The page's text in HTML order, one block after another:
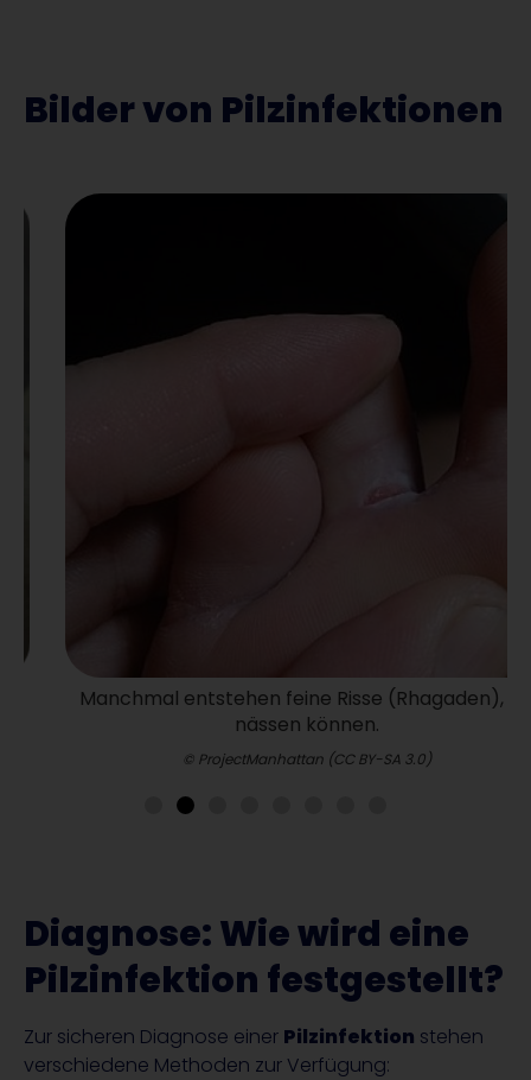
Bilder von Pilzinfektionen
Manchmal entstehen feine Risse (Rhagaden), die
nässen können.
© ProjectManhattan (CC BY-SA 3.0)
Diagnose: Wie wird eine
Pilzinfektion festgestellt?
Zur sicheren Diagnose einer Pilzinfektion stehen
verschiedene Methoden zur Verfügung: